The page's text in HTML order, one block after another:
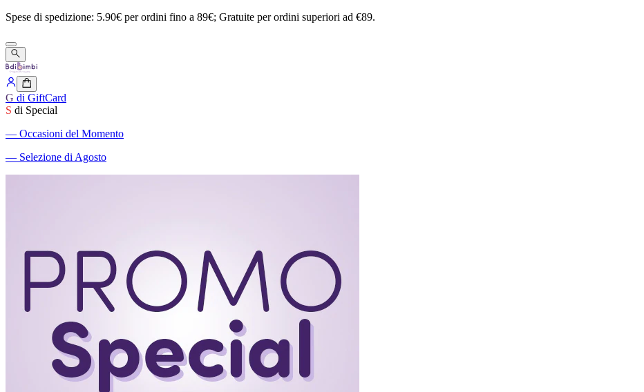
Spese di spedizione: 5.90€ perordini fino a 89€; Gratuite perordini superiori ad €89.
G di GiftCard
S di Special
― Occasioni del Momento
― Selezione di Agosto